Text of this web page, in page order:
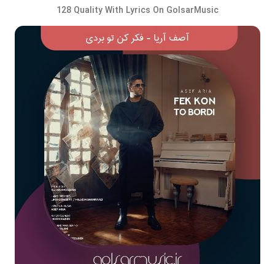
128 Quality With Lyrics On GolsarMusic